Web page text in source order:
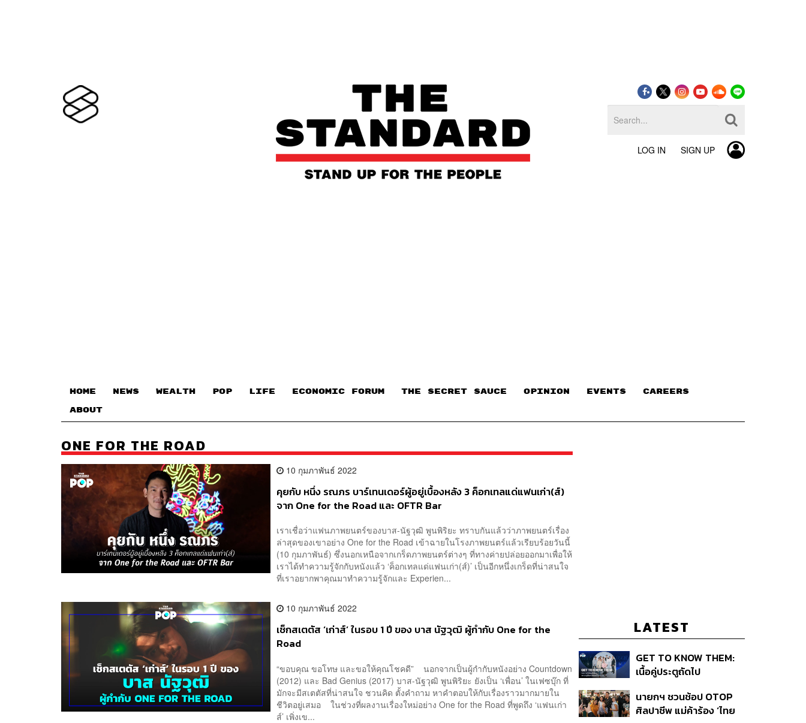
LOG IN SIGN UP
HOME NEWS WEALTH POP LIFE ECONOMIC FORUM THE SECRET SAUCE​ OPINION EVENTS CAREERS
ABOUT
ONE FOR THE ROAD
10 กุมภาพันธ์ 2022
คุยกับ หนึ่ง รณภร บาร์เทนเดอร์ผู้อยู่เบื้องหลัง 3 ค็อกเทลแด่แฟนเก่า(ส์)
จาก One for the Road และ OFTR Bar
เราเชื่อว่าแฟนภาพยนตร์ของบาส-นัฐวุฒิ พูนพิริยะ ทราบกันแล้วว่าภาพยนตร์เรื่อง
ล่าสุดของเขาอย่าง One for the Road เข้าฉายในโรงภาพยนตร์แล้วเรียบร้อยวันนี้
(10 กุมภาพันธ์) ซึ่งนอกเหนือจากเกร็ดภาพยนตร์ต่างๆ ที่ทางค่ายปล่อยออกมาเพื่อให้
เราได้ทำความรู้จักกับหนังแล้ว ‘ค็อกเทลแด่แฟนเก่า(ส์)’ เป็นอีกหนึ่งเกร็ดที่น่าสนใจ
ที่เราอยากพาคุณมาทำความรู้จักและ Experien...
10 กุมภาพันธ์ 2022
เช็กสเตตัส ‘เก่าส์’ ในรอบ 1 ปี ของ บาส นัฐวุฒิ ผู้กำกับ One for the
Road
“ขอบคุณ ขอโทษ และขอให้คุณโชคดี” นอกจากเป็นผู้กำกับหนังอย่าง Countdown
(2012) และ Bad Genius (2017) บาส-นัฐวุฒิ พูนพิริยะ ยังเป็น ‘เพื่อน’ ในเฟซบุ๊ก ที่
มักจะมีสเตตัสที่น่าสนใจ ชวนคิด ตั้งคำถาม หาคำตอบให้กับเรื่องราวมากมายใน
ชีวิตอยู่เสมอ ในช่วงที่ผลงานเรื่องใหม่อย่าง One for the Road ที่พูดถึง ‘แฟนเก่า
ส์’ เพิ่งเข...
LATEST
GET TO KNOW THEM:
เนื้อคู่ประตูถัดไป
นายกฯ ชวนช้อป OTOP
ศิลปาชีพ แม่ค้าร้อง ‘ไทย